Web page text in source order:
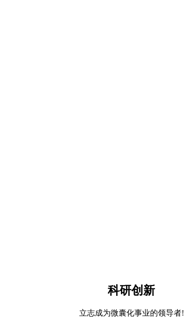
科研创新
立志成为微囊化事业的领导者!